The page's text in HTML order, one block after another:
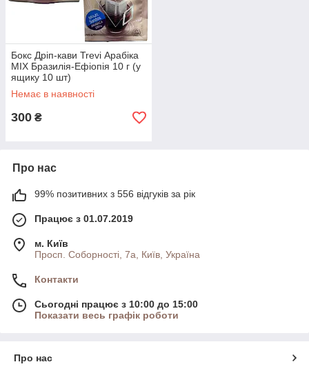
Бокс Дріп-кави Trevi Арабіка
MIX Бразилія-Ефіопія 10 г (у
ящику 10 шт)
Немає в наявності
300 ₴
Про нас
99% позитивних з 556 відгуків за рік
Працює з 01.07.2019
м. Київ
Просп. Соборності, 7а, Київ, Україна
Контакти
Сьогодні працює з 10:00 до 15:00
Показати весь графік роботи
Про нас